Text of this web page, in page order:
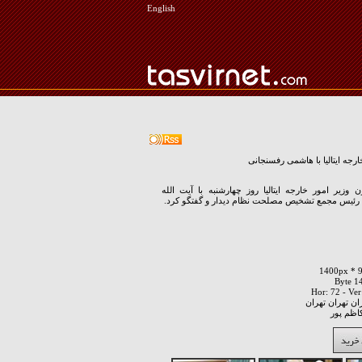
English
ایتالیا با هاشمی رفسنجانی
وزیر امور خارجه ایتالیا روز چهارشنبه با آیت الله
مجمع تشخیص مصلحت نظام دیدار و گفتگو کرد.
تهران تهران
پور